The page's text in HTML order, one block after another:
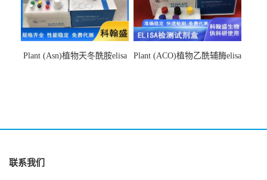
Plant (Asn)植物天冬酰胺elisa
Plant (ACO)植物乙酰辅酶elisa
联系我们